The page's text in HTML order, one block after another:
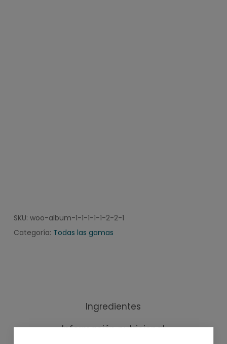
SKU: woo-album-1-1-1-1-1-2-2-1
Categoría: Todas las gamas
Ingredientes
Información nutricional